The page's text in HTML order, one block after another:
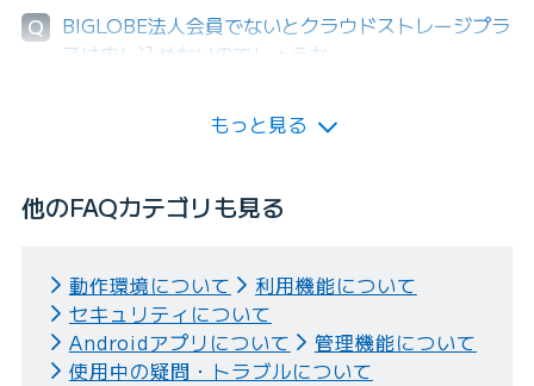
Q
BIGLOBE法人会員でないとクラウドストレージプラ
スは申し込めないのでしょうか。
もっと見る
他のFAQカテゴリも見る
動作環境について
利用機能について
セキュリティについて
Androidアプリについて
管理機能について
使用中の疑問・トラブルについて